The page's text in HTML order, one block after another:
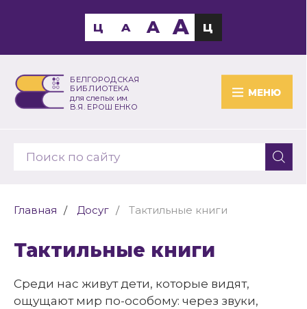
БЕЛГОРОДСКАЯ
БИБЛИОТЕКА
для слепых им.
В.Я. ЕРОШЕНКО
МЕНЮ
Ц A A A Ц
Главная Досуг Тактильные книги
Тактильные книги
Среди нас живут дети, которые видят,
ощущают мир по-особому: через звуки,